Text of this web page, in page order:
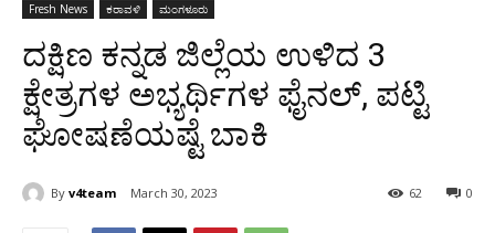
Fresh News ಕರಾವಳಿ ಮಂಗಳೂರು
ದಕ್ಷಿಣ ಕನ್ನಡ ಜಿಲ್ಲೆಯ ಉಳಿದ 3
ಕ್ಷೇತ್ರಗಳ ಅಭ್ಯರ್ಥಿಗಳ ಫೈನಲ್, ಪಟ್ಟಿ
ಘೋಷಣೆಯಷ್ಟೆ ಬಾಕಿ
By v4team March 30, 2023 0
62